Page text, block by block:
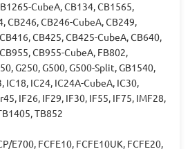
CubeA, CB134, CB1565,
CB246, CB246-CubeA, CB249,
CB425, CB425-CubeA, CB640,
CB955-CubeA, FB802,
G250, G500, G500-Split, GB1540,
IC18, IC24, IC24A-CubeA, IC30,
IF26, IF29, IF30, IF55, IF75, IMF28,
TB852
E700, FCFE10, FCFE10UK, FCFE20,